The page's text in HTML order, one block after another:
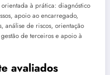
à prática: diagnóstico
apoio ao encarregado,
análise de riscos, orientação
de terceiros e apoio à
avaliados